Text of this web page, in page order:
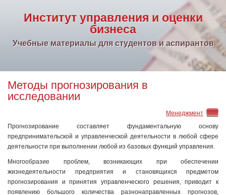
Институт управления и оценки
бизнеса
Учебные материалы для студентов и аспирантов
Методы прогнозирования в
исследовании
Менеджмент
Прогнозирование составляет фундаментальную основу
предпринимательской и управленческой деятельности в любой сфере
деятельности при выполнении любой из базовых функций управления.
Многообразие проблем, возникающих при обеспечении
жизнедеятельности предприятия и становящихся предметом
прогнозирования и принятия управленческого решения, приводит к
появлению большого количества разнонаправленных прогнозов,